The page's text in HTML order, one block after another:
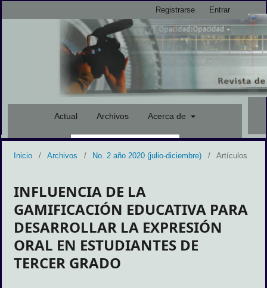
Actual Archivos Acerca de
Buscar
Registrarse Entrar
Inicio / Archivos / No. 2 año 2020 (julio-diciembre) / Artículos
INFLUENCIA DE LA
GAMIFICACIÓN EDUCATIVA PARA
DESARROLLAR LA EXPRESIÓN
ORAL EN ESTUDIANTES DE
TERCER GRADO